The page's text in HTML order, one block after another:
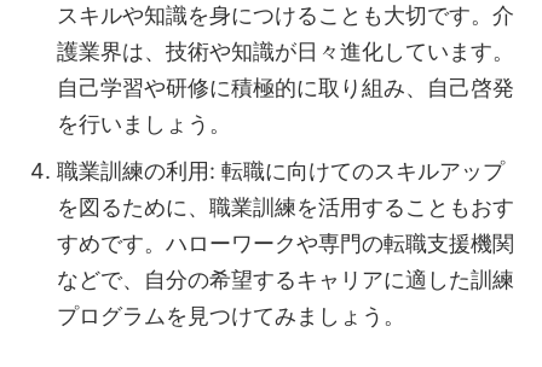
スキルや知識を身につけることも大切です。介
護業界は、技術や知識が日々進化しています。
自己学習や研修に積極的に取り組み、自己啓発
を行いましょう。
職業訓練の利用: 転職に向けてのスキルアップ
を図るために、職業訓練を活用することもおす
すめです。ハローワークや専門の転職支援機関
などで、自分の希望するキャリアに適した訓練
プログラムを見つけてみましょう。